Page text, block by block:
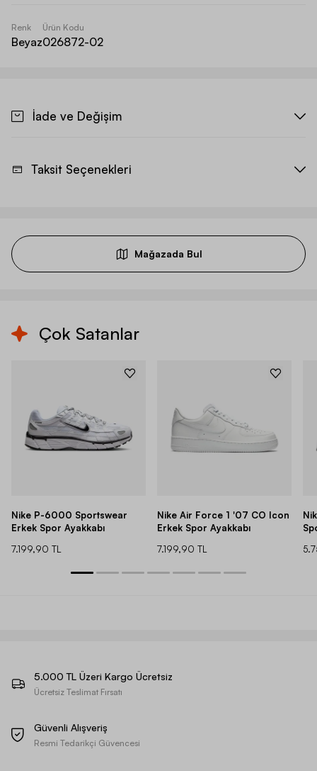
Renk
Beyaz
Ürün Kodu
026872-02
İade ve Değişim
Taksit Seçenekleri
Mağazada Bul
Çok Satanlar
Nike P-6000 Sportswear
Erkek Spor Ayakkabı
7.199,90 TL
Nike Air Force 1 '07 CO Icon
Erkek Spor Ayakkabı
7.199,90 TL
5.000 TL Üzeri Kargo Ücretsiz
Ücretsiz Teslimat Fırsatı
Güvenli Alışveriş
Resmi Tedarikçi Güvencesi